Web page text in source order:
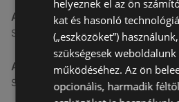
Aldi
Szent Márton u. 57-61., 9700
Aldi
Szent Gellért utca 49., 9700
helyeznek el az ön
kat és hasonló
(„eszközöket”)
szükségesek
működéséhez. Az ön
opcionális, harmadik